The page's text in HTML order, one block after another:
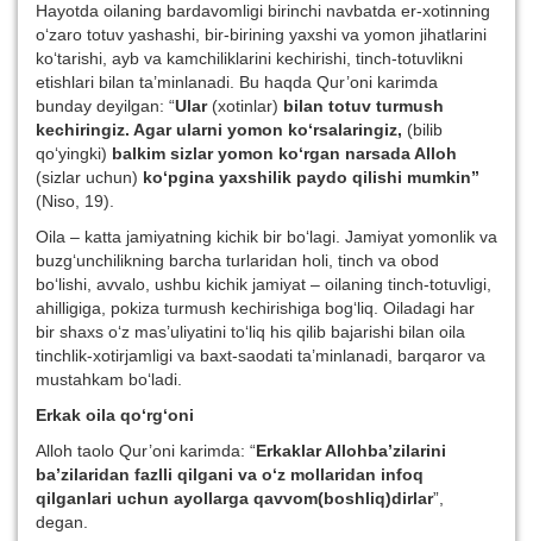
Hayotda oilaning bardavomligi birinchi navbatda er-xotinning
o‘zaro totuv yashashi, bir-birining yaxshi va yomon jihatlarini
ko‘tarishi, ayb va kamchiliklarini kechirishi, tinch-totuvlikni
etishlari bilan ta’minlanadi. Bu haqda Qur’oni karimda
bunday deyilgan: “Ular(xotinlar) bilan totuv turmush
kechiringiz. Agar ularni yomon ko‘rsalaringiz, (bilib
qo‘yingki) balkim sizlar yomon ko‘rgan narsada Alloh
(sizlar uchun) ko‘pgina yaxshilik paydo qilishi mumkin”
(Niso, 19).
Oila – katta jamiyatning kichik bir bo‘lagi. Jamiyat yomonlik va
buzg‘unchilikning barcha turlaridan holi, tinch va obod
bo‘lishi, avvalo, ushbu kichik jamiyat – oilaning tinch-totuvligi,
ahilligiga, pokiza turmush kechirishiga bog‘liq. Oiladagi har
bir shaxs o‘z mas’uliyatini to‘liq his qilib bajarishi bilan oila
tinchlik-xotirjamligi va baxt-saodati ta’minlanadi, barqaror va
mustahkam bo‘ladi.
Erkak oila qo‘rg‘oni
Alloh taolo Qur’oni karimda: “Erkaklar Allohba’zilarini
ba’zilaridan fazlli qilgani va o‘z mollaridan infoq
qilganlari uchun ayollarga qavvom(boshliq)dirlar”,
degan.